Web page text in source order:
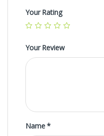
Your Rating
Your Review
Name*